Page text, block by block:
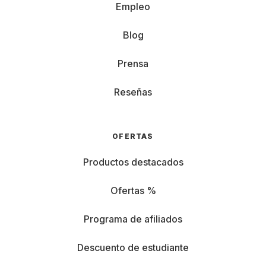
Empleo
Blog
Prensa
Reseñas
OFERTAS
Productos destacados
Ofertas %
Programa de afiliados
Descuento de estudiante